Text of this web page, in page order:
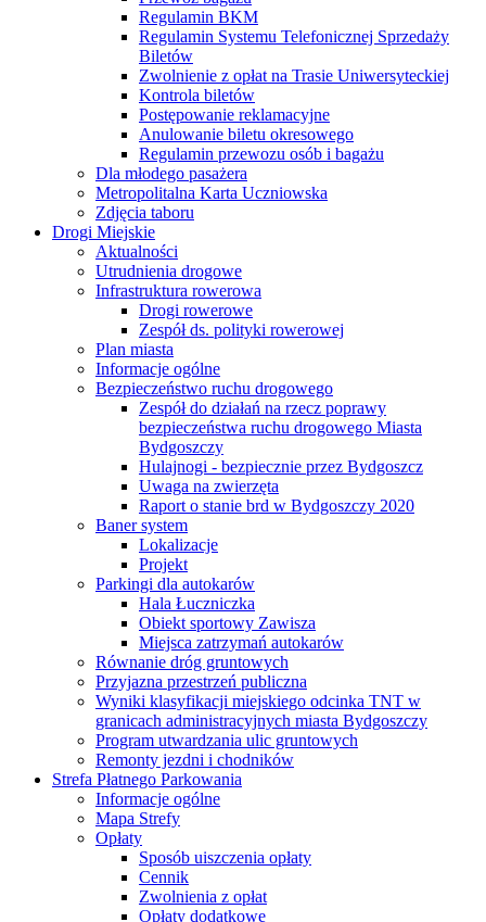
Regulamin BKM
Regulamin Systemu Telefonicznej Sprzedaży
Biletów
Zwolnienie z opłat na Trasie Uniwersyteckiej
Kontrola biletów
Postępowanie reklamacyjne
Anulowanie biletu okresowego
Regulamin przewozu osób i bagażu
Dla młodego pasażera
Metropolitalna Karta Uczniowska
Zdjęcia taboru
Drogi Miejskie
Aktualności
Utrudnienia drogowe
Infrastruktura rowerowa
Drogi rowerowe
Zespół ds. polityki rowerowej
Plan miasta
Informacje ogólne
Bezpieczeństwo ruchu drogowego
Zespół do działań na rzecz poprawy
bezpieczeństwa ruchu drogowego Miasta
Bydgoszczy
Hulajnogi - bezpiecznie przez Bydgoszcz
Uwaga na zwierzęta
Raport o stanie brd w Bydgoszczy 2020
Baner system
Lokalizacje
Projekt
Parkingi dla autokarów
Hala Łuczniczka
Obiekt sportowy Zawisza
Miejsca zatrzymań autokarów
Równanie dróg gruntowych
Przyjazna przestrzeń publiczna
Wyniki klasyfikacji miejskiego odcinka TNT w
granicach administracyjnych miasta Bydgoszczy
Program utwardzania ulic gruntowych
Remonty jezdni i chodników
Strefa Płatnego Parkowania
Informacje ogólne
Mapa Strefy
Opłaty
Sposób uiszczenia opłaty
Cennik
Zwolnienia z opłat
Opłaty dodatkowe